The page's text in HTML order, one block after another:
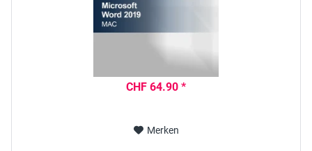
CHF 64.90 *
Merken